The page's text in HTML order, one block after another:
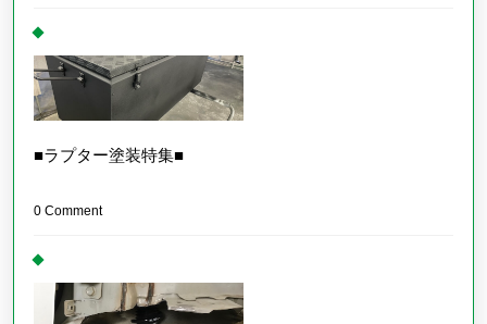
■ラプター塗装特集■
0 Comment